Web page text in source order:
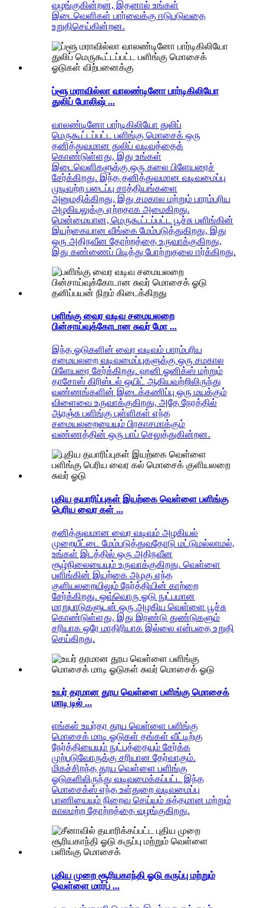
வழங்குகின்றன, இதனால் உங்கள்
இடைவெளிகள் பார்வைக்கு ஈடுபடுவதை
உறுதிசெய்கின்றன.
ப்ளூ மராவில்லா வாலண்டினோ பார்டிகிலியோ
துலிப் போலிஷ் ...
வாலண்டினோ பார்டிகிலியோ துலிப்
மெருகூட்டப்பட்ட பளிங்கு மொசைக் ஒரு
தனித்துவமான துலிப் வடிவத்தைக்
கொண்டுள்ளது, இது உங்கள்
இடைவெளிகளுக்கு ஒரு கலை பிளேயரைச்
சேர்க்கிறது. இந்த தனித்துவமான வடிவமைப்பு
முடிவற்ற படைப்பு சாத்தியங்களை
அனுமதிக்கிறது, இது சமகால மற்றும் பாரம்பரிய
அழகியலுக்கு ஏற்றதாக அமைகிறது.
மென்மையான, மெருகூட்டப்பட்ட பூச்சு பளிங்கின்
இயற்கையான வீங்கை மேம்படுத்துகிறது, இது
ஒரு அதிநவீன தோற்றத்தை உருவாக்குகிறது,
இது கண்ணைப் பிடித்து போற்றுதலை ஈர்க்கிறது.
பளிங்கு வைர வடிவ சமையலறை
பின்சாய்வுக்கோடான சுவர் மோ ...
இந்த ஓடுகளின் வைர வடிவம் பாரம்பரிய
சமையலறை வடிவமைப்புகளுக்கு ஒரு சமகால
பிளேயரை சேர்க்கிறது. ஹனி ஓனிக்ஸ் மற்றும்
தாசோஸ் கிரிஸ்டல் ஒயிட் ஆகியவற்றிலிருந்து
வண்ணங்களின் இடைக்கணிப்பு ஒரு மயக்கும்
விளைவை உருவாக்குகிறது, அதே நேரத்தில்
ஆரஞ்சு பளிங்கு புள்ளிகள் எந்த
சமையலறையையும் பிரகாசமாக்கும்
வண்ணத்தின் ஒரு பாப் செலுத்துகின்றன.
புதிய தயாரிப்புகள் இயற்கை வெள்ளை பளிங்கு
பெரிய வைர கள் ...
தனித்துவமான வைர வடிவம் அழகியல்
முறையீட்டை மேம்படுத்துவதோடு மட்டுமல்லாமல்,
உங்கள் இடத்தில் ஒரு அதிநவீன
சூழ்நிலையையும் உருவாக்குகிறது. வெள்ளை
பளிங்கின் இயற்கை அழகு எந்த
குளியலறையிலும் நேர்த்தியின் காற்றை
சேர்க்கிறது. ஒவ்வொரு ஓடு நுட்பமான
மாறுபாடுகளுடன் ஒரு அழகிய வெள்ளை பூச்சு
கொண்டுள்ளது, இது இரண்டு துண்டுகளும்
சரியாக ஒரே மாதிரியாக இல்லை என்பதை உறுதி
செய்கிறது.
உயர் தரமான தூய வெள்ளை பளிங்கு மொசைக்
மாடி டில் ...
எங்கள் உயர்தர தூய வெள்ளை பளிங்கு
மொசைக் மாடி ஓடுகள் தங்கள் வீட்டிற்கு
நேர்த்தியையும் நுட்பத்தையும் சேர்க்க
முற்படுவோருக்கு சரியான தேர்வாகும்.
மிகச்சிறந்த தூய வெள்ளை பளிங்கு
ஓடுகளிலிருந்து வடிவமைக்கப்பட்ட இந்த
மொசைக்ஸ் எந்த உள்துறை வடிவமைப்பு
பாணியையும் நிறைவு செய்யும் சுத்தமான மற்றும்
காலமற்ற தோற்றத்தை வழங்குகிறது.
புதிய முறை சூரியகாந்தி ஓடு கருப்பு மற்றும்
வெள்ளை மார்ப் ...